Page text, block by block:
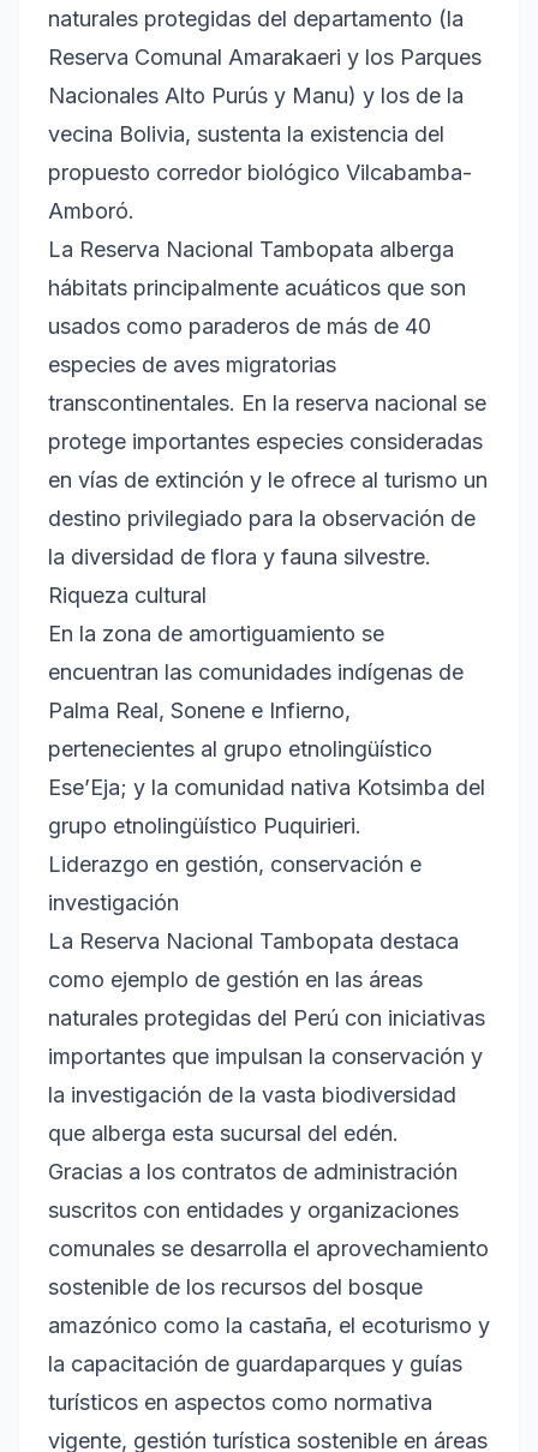
naturales protegidas del departamento (la
Reserva Comunal Amarakaeri y los Parques
Nacionales Alto Purús y Manu) y los de la
vecina Bolivia, sustenta la existencia del
propuesto corredor biológico Vilcabamba-
Amboró.
La Reserva Nacional Tambopata alberga
hábitats principalmente acuáticos que son
usados como paraderos de más de 40
especies de aves migratorias
transcontinentales. En la reserva nacional se
protege importantes especies consideradas
en vías de extinción y le ofrece al turismo un
destino privilegiado para la observación de
la diversidad de flora y fauna silvestre.
Riqueza cultural
En la zona de amortiguamiento se
encuentran las comunidades indígenas de
Palma Real, Sonene e Infierno,
pertenecientes al grupo etnolingüístico
Ese’Eja; y la comunidad nativa Kotsimba del
grupo etnolingüístico Puquirieri.
Liderazgo en gestión, conservación e
investigación
La Reserva Nacional Tambopata destaca
como ejemplo de gestión en las áreas
naturales protegidas del Perú con iniciativas
importantes que impulsan la conservación y
la investigación de la vasta biodiversidad
que alberga esta sucursal del edén.
Gracias a los contratos de administración
suscritos con entidades y organizaciones
comunales se desarrolla el aprovechamiento
sostenible de los recursos del bosque
amazónico como la castaña, el ecoturismo y
la capacitación de guardaparques y guías
turísticos en aspectos como normativa
vigente, gestión turística sostenible en áreas